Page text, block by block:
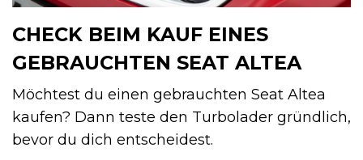
CHECK BEIM KAUF EINES
GEBRAUCHTEN SEAT ALTEA
Möchtest du einen gebrauchten Seat Altea
kaufen? Dann teste den Turbolader gründlich,
bevor du dich entscheidest.